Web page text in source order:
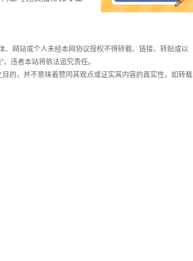
、网站或个人未经本网协议授权不得转载、链接、转贴或以
违者本站将依法追究责任。
的，并不意味着赞同其观点或证实其内容的真实性。如转载